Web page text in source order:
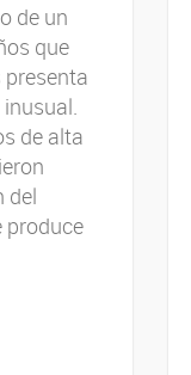
de un
que
de alta
del
produce